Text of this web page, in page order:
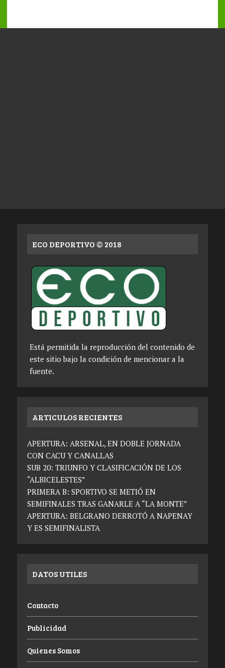
ECO DEPORTIVO © 2018
Está permitida la reproducción del contenido de
este sitio bajo la condición de mencionar a la
fuente.
ARTICULOS RECIENTES
APERTURA: ARSENAL, EN DOBLE JORNADA
CON CACU Y CANALLAS
SUB 20: TRIUNFO Y CLASIFICACIÓN DE LOS
“ALBICELESTES”
PRIMERA B: SPORTIVO SE METIÓ EN
SEMIFINALES TRAS GANARLE A “LA MONTE”
APERTURA: BELGRANO DERROTÓ A NAPENAY
Y ES SEMIFINALISTA
DATOS UTILES
Contacto
Publicidad
Quienes Somos